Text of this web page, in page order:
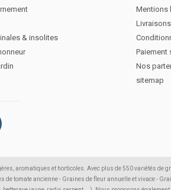
& insolites
Mentions
Paiement
Nos
sitemap
aromatiques et horticoles. Avec plus de 550 variétés de
de tomate ancienne - Graines de fleur annuelle et vivace -